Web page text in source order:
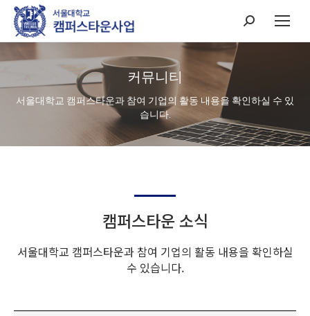
Search:
커뮤니티
서울대학교 캠퍼스타운과 참여 기업의 활동 내용을 확인하실 수 있
습니다.
캠퍼스타운 소식
서울대학교 캠퍼스타운과 참여 기업의 활동 내용을 확인하실
수 있습니다.